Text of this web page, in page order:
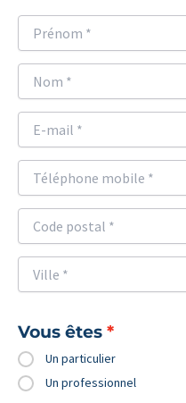
Vous êtes
Un particulier
Un professionnel